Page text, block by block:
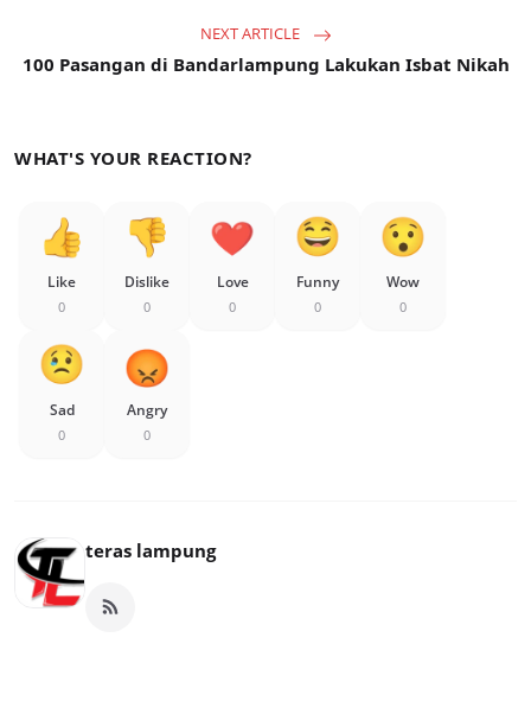
NEXT ARTICLE
100 Pasangan di Bandarlampung Lakukan Isbat Nikah
WHAT'S YOUR REACTION?
Like
0
Dislike
0
Love
0
Funny
0
Wow
0
Sad
0
Angry
0
teras lampung